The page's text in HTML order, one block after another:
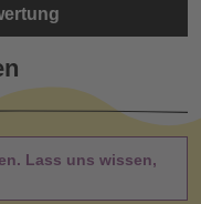
Lass uns wissen,